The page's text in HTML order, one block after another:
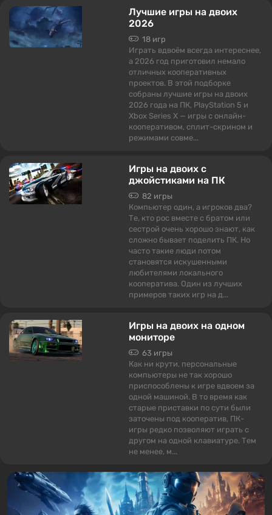
Лучшие игры на двоих
2026
18 игр
Играть вдвоём всегда интереснее,
а 2026 год приготовил немало
отличных кооперативных
проектов. В этой подборке
собраны лучшие игры на двоих
2026 года на ПК, PlayStation 5 и
Xbox Series X — игры с онлайн-
кооперативом, сплит-скрином и
режимами совме...
Игры на двоих с
джойстиками на ПК
82 игры
Компьютер один, а игроков два?
Те, кто рос вместе с братом или
сестрой очень хорошо знают, как
сложно бывает поделить ПК. Но
часто такие люди потом
становятся искушенными
любителями локального
кооператива. Один из лучших
примеров таких игр на д...
Игры на двоих на одном
мониторе
63 игры
Как ни крути, персональные
компьютеры не так хорошо
приспособлены к игре вдвоем за
одной машиной. В то время как
старые приставки по сути были
заточены под кооператив, ПК-
игры редко позволяют играть с
другом на одной клавиатуре. Тем
не менее, м...